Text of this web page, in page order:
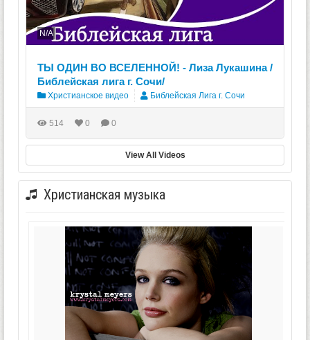
N/A
ТЫ ОДИН ВО ВСЕЛЕННОЙ! - Лиза Лукашина /
Библейская лига г. Сочи/
Христианское видео Библейская Лига г. Сочи
514 0 0
View All Videos
Христианская музыка